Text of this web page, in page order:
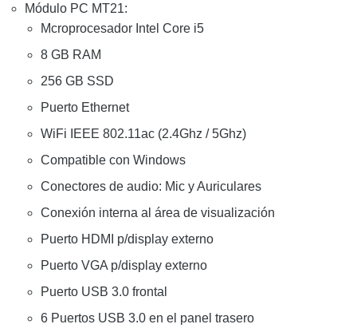
Módulo PC MT21:
Mcroprocesador Intel Core i5
8 GB RAM
256 GB SSD
Puerto Ethernet
WiFi IEEE 802.11ac (2.4Ghz / 5Ghz)
Compatible con Windows
Conectores de audio: Mic y Auriculares
Conexión interna al área de visualización
Puerto HDMI p/display externo
Puerto VGA p/display externo
Puerto USB 3.0 frontal
6 Puertos USB 3.0 en el panel trasero